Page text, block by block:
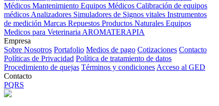
Médicos Mantenimiento Equipos Médicos Calibración de equipos
médicos Analizadores Simuladores de Signos vitales Instrumentos
de medición Marcas Repuestos Productos Naturales Equipos
Medicos para Veterinaria AROMATERAPIA
Empresa
Sobre Nosotros Portafolio Medios de pago Cotizaciones Contacto
Políticas de Privacidad Política de tratamiento de datos
Procedimiento de quejas Términos y condiciones Acceso al GED
Contacto
PQRS